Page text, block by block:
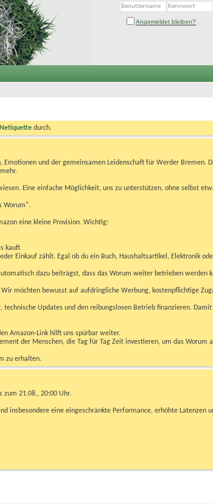
Angemeldet bleiben?
Netiquette durch.
und der gemeinsamen Leidenschaft für Werder Bremen.
Eine einfache Möglichkeit, uns zu unterstützen, ohne selbst
Worum".
eine kleine Provision. Wichtig:
kauft
Einkauf zählt. Egal ob du ein Buch, Haushaltsartikel, Elektronik
dazu beiträgst, dass das Worum weiter betrieben werden
Wir möchten bewusst auf aufdringliche Werbung, kostenpflichtige
Updates und den reibungslosen Betrieb finanzieren.
Amazon-Link hilft uns spürbar weiter.
der Menschen, die Tag für Tag Zeit investieren, um das Worum
zu erhalten.
zum 21.08., 20:00 Uhr.
insbesondere eine eingeschränkte Performance, erhöhte Latenzen